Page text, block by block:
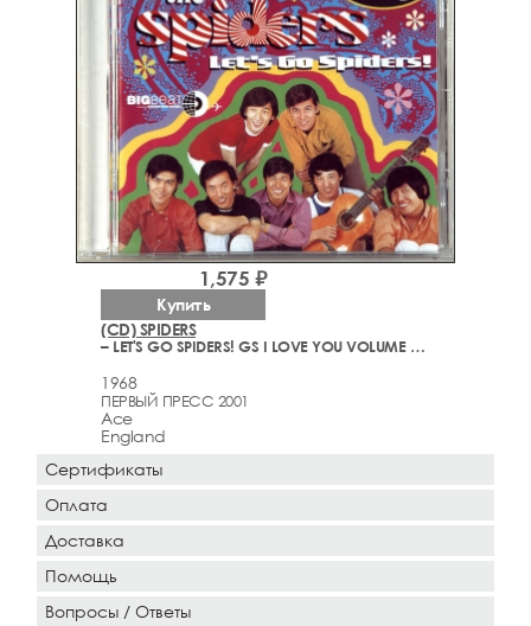
(CD) SPIDERS
– LET'S GO SPIDERS! GS I LOVE YOU VOLUME 3 (1966-1968)
1968
ПЕРВЫЙ ПРЕСС 2001
Ace
England
1,575 ₽
Купить
Сертификаты
Оплата
Доставка
Помощь
Вопросы / Ответы